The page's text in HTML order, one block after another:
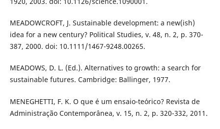
MEADOWCROFT, J. Sustainable development: a new(ish)
idea for a new century? Political Studies, v. 48, n. 2, p. 370-
387, 2000. doi: 10.1111/1467-9248.00265.
MEADOWS, D. L. (Ed.). Alternatives to growth: a search for
sustainable futures. Cambridge: Ballinger, 1977.
MENEGHETTI, F. K. O que é um ensaio-teórico? Revista de
Administração Contemporânea, v. 15, n. 2, p. 320-332, 2011.